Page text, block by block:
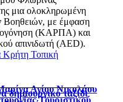
μια ολοκληρωμένη
Βοηθειών, με έμφαση
(ΚΑΡΠΑ) και
απινιδωτή (AED).
Κρήτη Τοπική
Αγίου Νικολάου
δημιουργικό ταξίδι